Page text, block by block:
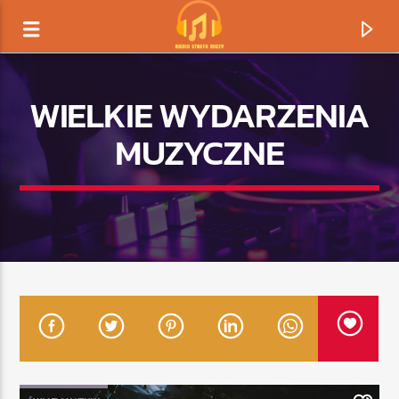
TERAZ GRAMY
TYTUŁ
ARTYSTA
WIELKIE WYDARZENIA
MUZYCZNE